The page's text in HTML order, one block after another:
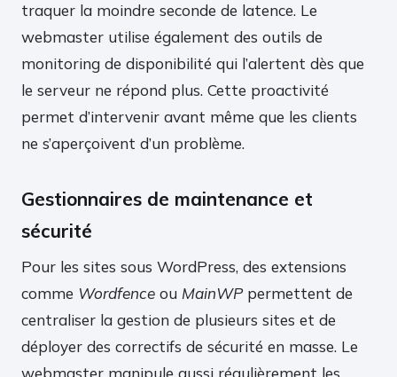
traquer la moindre seconde de latence. Le
webmaster utilise également des outils de
monitoring de disponibilité qui l’alertent dès que
le serveur ne répond plus. Cette proactivité
permet d’intervenir avant même que les clients
ne s’aperçoivent d’un problème.
Gestionnaires de maintenance et
sécurité
Pour les sites sous WordPress, des extensions
comme Wordfence ou MainWPpermettent de
centraliser la gestion de plusieurs sites et de
déployer des correctifs de sécurité en masse. Le
webmaster manipule aussi régulièrement les